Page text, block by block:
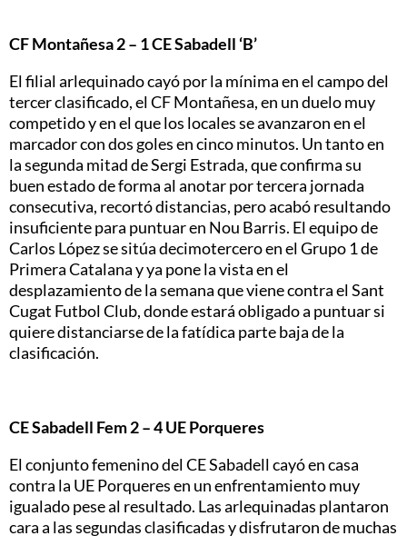
CF Montañesa 2 – 1 CE Sabadell ‘B’
El filial arlequinado cayó por la mínima en el campo del
tercer clasificado, el CF Montañesa, en un duelo muy
competido y en el que los locales se avanzaron en el
marcador con dos goles en cinco minutos. Un tanto en
la segunda mitad de Sergi Estrada, que confirma su
buen estado de forma al anotar por tercera jornada
consecutiva, recortó distancias, pero acabó resultando
insuficiente para puntuar en Nou Barris. El equipo de
Carlos López se sitúa decimotercero en el Grupo 1 de
Primera Catalana y ya pone la vista en el
desplazamiento de la semana que viene contra el Sant
Cugat Futbol Club, donde estará obligado a puntuar si
quiere distanciarse de la fatídica parte baja de la
clasificación.
CE Sabadell Fem 2 – 4 UE Porqueres
El conjunto femenino del CE Sabadell cayó en casa
contra la UE Porqueres en un enfrentamiento muy
igualado pese al resultado. Las arlequinadas plantaron
cara a las segundas clasificadas y disfrutaron de muchas